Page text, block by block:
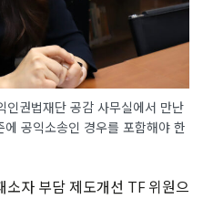
권법재단 공감 사무실에서 만난
공익소송인 경우를 포함해야 한
소자 부담 제도개선 TF위원으